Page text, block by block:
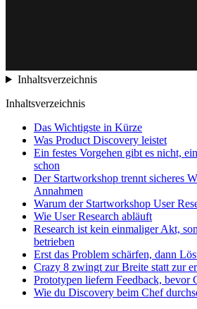
Inhaltsverzeichnis
Inhaltsverzeichnis
Das Wichtigste in Kürze
Was Product Discovery leistet
Ein festes Vorgehen gibt es nicht,
schon
Der Startworkshop trennt sicheres
Annahmen
Warum der Startworkshop User
Wie User Research abläuft
Research ist kein einmaliger Akt,
betrieben
Erst das Problem schärfen, dann
Crazy 8 zwingt zur Breite statt zur
Prototypen liefern Feedback, bevor
Wie du Discovery beim Chef